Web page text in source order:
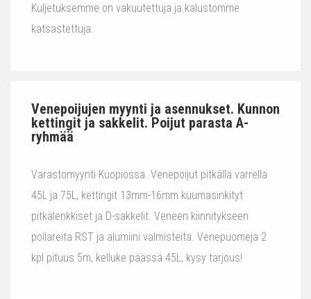
Kuljetuksemme on vakuutettuja ja kalustomme
katsastettuja.
Venepoijujen myynti ja asennukset. Kunnon
kettingit ja sakkelit. Poijut parasta A-
ryhmää
Varastomyynti Kuopiossa. Venepoijut pitkällä varrella
45L ja 75L, kettingit 13mm-16mm kuumasinkityt
pitkälenkkiset ja D-sakkelit. Veneen kiinnitykseen
pollareita RST ja alumiini valmisteita. Venepuomeja 2
kpl pituus 5m, kelluke päässä 45L, kysy tarjous!